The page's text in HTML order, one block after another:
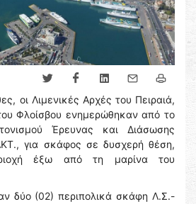
οι Λιμενικές Αρχές του Πειραιά,
Φλοίσβου ενημερώθηκαν από το
Έρευνας και Διάσωσης
για σκάφος σε δυσχερή θέση,
έξω από τη μαρίνα του
δύο (02) περιπολικά σκάφη Λ.Σ.-